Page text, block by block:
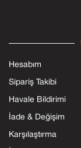
Hesabım
Sipariş Takibi
Havale Bildirimi
İade & Değişim
Karşılaştırma